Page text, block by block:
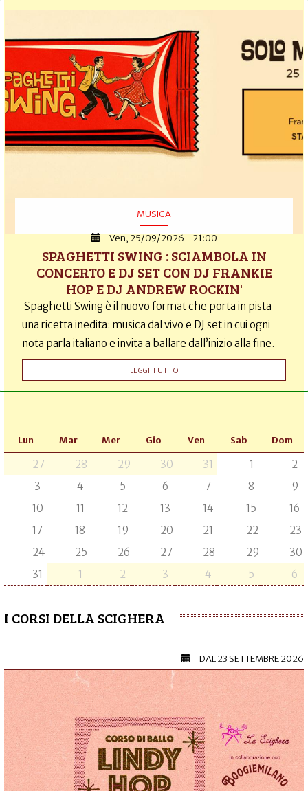
MUSICA
Ven, 25/09/2026 - 21:00
SPAGHETTI SWING : SCIAMBOLA IN
CONCERTO E DJ SET CON DJ FRANKIE
HOP E DJ ANDREW ROCKIN'
Spaghetti Swing è il nuovo format che porta in pista
una ricetta inedita: musica dal vivo e DJ set in cui ogni
nota parla italiano e invita a ballare dall’inizio alla fine.
LEGGI TUTTO
Lun Mar Mer Gio Ven Sab Dom
27 28 29 30 31 1
2
3
4 5 6 7 8
9
10
11 12 13 14 15
16
17
18 19 20 21 22
23
24
25 26 27 28 29
30
31
1 2 3 4 5 6
I CORSI DELLA SCIGHERA
DAL23 SETTEMBRE 2026